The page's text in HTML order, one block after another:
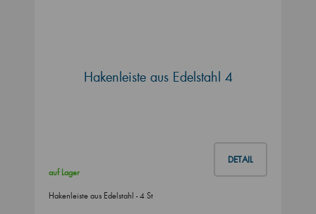
Hakenleiste aus Edelstahl 4
DETAIL
auf Lager
Hakenleiste aus Edelstahl - 4 St